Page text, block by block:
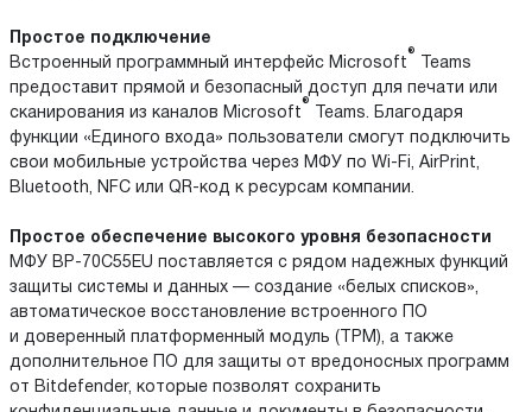
Простое подключение
Встроенный программный интерфейс Microsoft
®
Teams
предоставит прямой и безопасный доступ для печати или
сканирования из каналов Microsoft
®
Teams. Благодаря
функции «Единого входа» пользователи смогут подключить
свои мобильные устройства через МФУ по Wi-Fi, AirPrint,
Bluetooth, NFC или QR-код к ресурсам компании.
Простое обеспечение высокого уровня безопасности
МФУ BP-70C55EU поставляется с рядом надежных функций
защиты системы и данных — создание «белых списков»,
автоматическое восстановление встроенного ПО
и доверенный платформенный модуль (TPM), а также
дополнительное ПО для защиты от вредоносных программ
от Bitdefender, которые позволят сохранить